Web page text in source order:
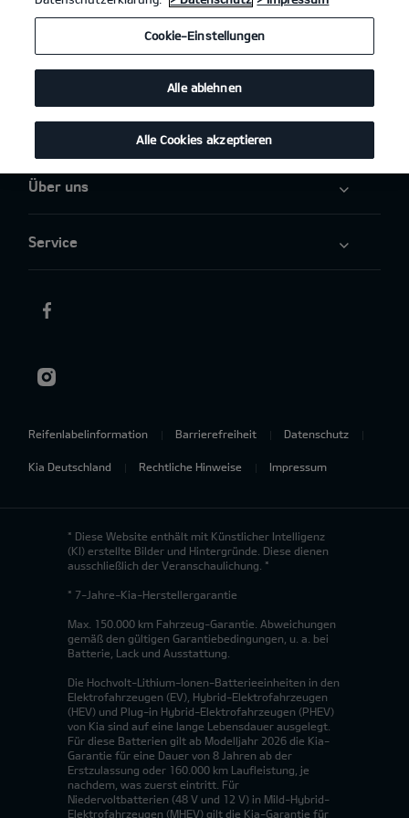
Angebote
Elektromobilität
Über uns
Service
Reifenlabelinformation Barrierefreiheit Datenschutz
Kia Deutschland Rechtliche Hinweise Impressum
* Diese Website enthält mit Künstlicher Intelligenz
(KI) erstellte Bilder und Hintergründe. Diese dienen
ausschließlich der Veranschaulichung. *
* 7-Jahre-Kia-Herstellergarantie
Max. 150.000 km Fahrzeug-Garantie. Abweichungen
gemäß den gültigen Garantiebedingungen, u. a. bei
Batterie, Lack und Ausstattung.
Die Hochvolt-Lithium-Ionen-Batterieeinheiten in den
Elektrofahrzeugen (EV), Hybrid-Elektrofahrzeugen
(HEV) und Plug-in Hybrid-Elektrofahrzeugen (PHEV)
von Kia sind auf eine lange Lebensdauer ausgelegt.
Für diese Batterien gilt ab Modelljahr 2026 die Kia-
Garantie für eine Dauer von 8 Jahren ab der
Erstzulassung oder 160.000 km Laufleistung, je
nachdem, was zuerst eintritt. Für
Niedervoltbatterien (48 V und 12 V) in Mild-Hybrid-
Elektrofahrzeugen (MHEV) gilt die Kia-Garantie für
Cookie-Einstellungen
Alle ablehnen
Alle Cookies akzeptieren